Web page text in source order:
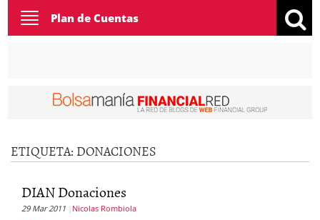
Toggle
navigation
Plan de Cuentas
ETIQUETA: DONACIONES
DIAN Donaciones
29 Mar 2011 Nicolas Rombiola